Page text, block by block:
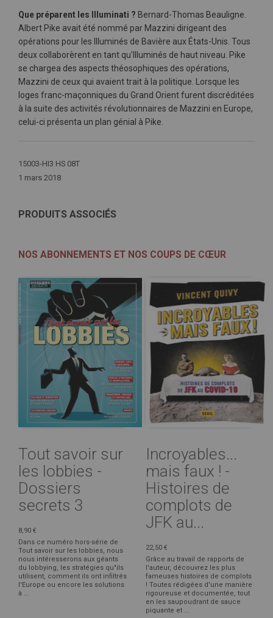
Que préparent les Illuminati ? Bernard-Thomas Beauligne.
Albert Pike avait été nommé par Mazzini dirigeant des
opérations pour les Illuminés de Bavière aux États-Unis. Tous
deux collaborèrent en tant qu'Illuminés de haut niveau. Pike
se chargea des aspects théosophiques des opérations,
Mazzini de ceux qui avaient trait à la politique. Lorsque les
loges franc-maçonniques du Grand Orient furent discréditées
à la suite des activités révolutionnaires de Mazzini en Europe,
celui-ci présenta un plan génial à Pike.
Plus
d'infos
15003-HI3 HS 08T
1 mars 2018
PRODUITS ASSOCIÉS
NOS ABONNEMENTS ET NOS COUPS DE CŒUR
Tout savoir sur
les lobbies -
Dossiers
secrets 3
8,90 €
Dans ce numéro hors-série de
Tout savoir sur les lobbies, nous
nous intéresserons aux géants
du lobbying, les stratégies qu"ils
utilisent, comment ils ont infiltrés
l'Europe ou encore les solutions
à ...
Incroyables...
mais faux ! -
Histoires de
complots de
JFK au...
22,50 €
Grâce au travail de rapports de
l'auteur, découvrez les plus
fameuses histoires de complots
! Toutes rédigées d'une manière
rigoureuse et documentée, tout
en les saupoudrant de sauce
piquante et ...